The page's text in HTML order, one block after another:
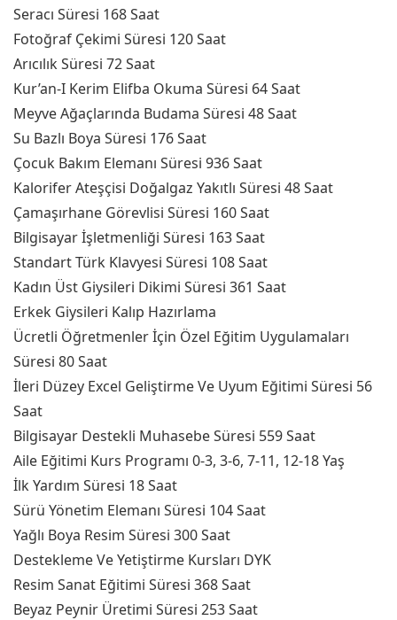
Seracı Süresi 168 Saat
Fotoğraf Çekimi Süresi 120 Saat
Arıcılık Süresi 72 Saat
Kur’an-I Kerim Elifba Okuma Süresi 64 Saat
Meyve Ağaçlarında Budama Süresi 48 Saat
Su Bazlı Boya Süresi 176 Saat
Çocuk Bakım Elemanı Süresi 936 Saat
Kalorifer Ateşçisi Doğalgaz Yakıtlı Süresi 48 Saat
Çamaşırhane Görevlisi Süresi 160 Saat
Bilgisayar İşletmenliği Süresi 163 Saat
Standart Türk Klavyesi Süresi 108 Saat
Kadın Üst Giysileri Dikimi Süresi 361 Saat
Erkek Giysileri Kalıp Hazırlama
Ücretli Öğretmenler İçin Özel Eğitim Uygulamaları
Süresi 80 Saat
İleri Düzey Excel Geliştirme Ve Uyum Eğitimi Süresi 56
Saat
Bilgisayar Destekli Muhasebe Süresi 559 Saat
Aile Eğitimi Kurs Programı 0-3, 3-6, 7-11, 12-18 Yaş
İlk Yardım Süresi 18 Saat
Sürü Yönetim Elemanı Süresi 104 Saat
Yağlı Boya Resim Süresi 300 Saat
Destekleme Ve Yetiştirme Kursları DYK
Resim Sanat Eğitimi Süresi 368 Saat
Beyaz Peynir Üretimi Süresi 253 Saat